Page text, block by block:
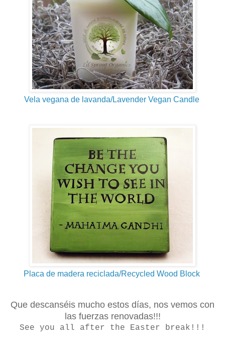
Vela vegana de lavanda/Lavender Vegan Candle
Placa de madera reciclada/Recycled Wood Block
Que descanséis mucho estos días, nos vemos con
las fuerzas renovadas!!!
See you all after the Easter break!!!